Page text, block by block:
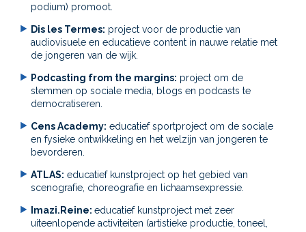
podium) promoot.
Dis les Termes: project voor de productie van
audiovisuele en educatieve content in nauwe relatie met
de jongeren van de wijk.
Podcasting from the margins: project om de
stemmen op sociale media, blogs en podcasts te
democratiseren.
Cens Academy: educatief sportproject om de sociale
en fysieke ontwikkeling en het welzijn van jongeren te
bevorderen.
ATLAS: educatief kunstproject op het gebied van
scenografie, choreografie en lichaamsexpressie.
Imazi.Reine: educatief kunstproject met zeer
uiteenlopende activiteiten (artistieke productie, toneel,